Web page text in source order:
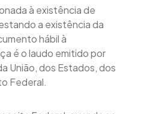
à existência de
a existência da
hábil à
é o laudo emitido por
União, dos Estados, dos
Federal.